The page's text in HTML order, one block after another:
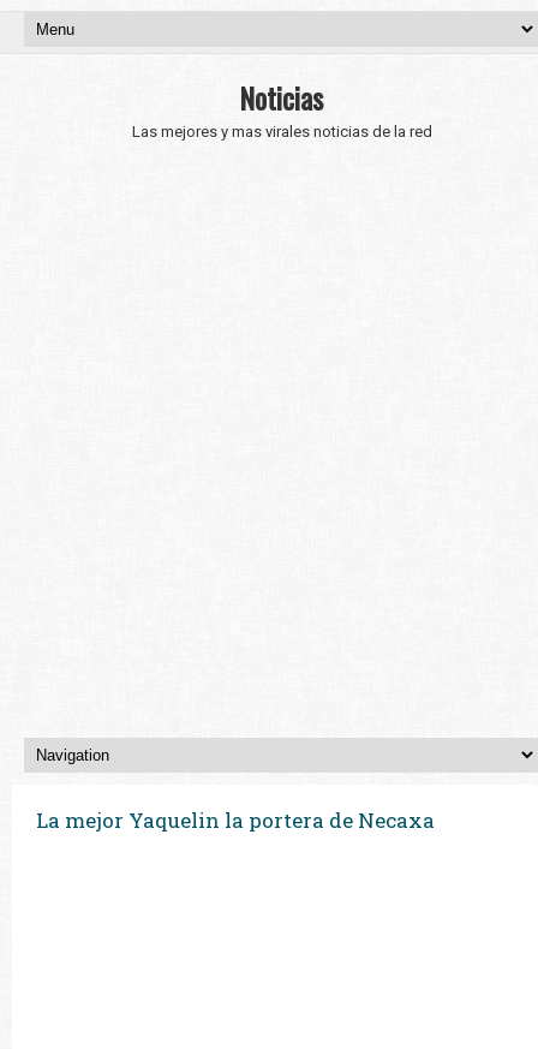
Noticias
Las mejores y mas virales noticias de la red
La mejor Yaquelin la portera de Necaxa